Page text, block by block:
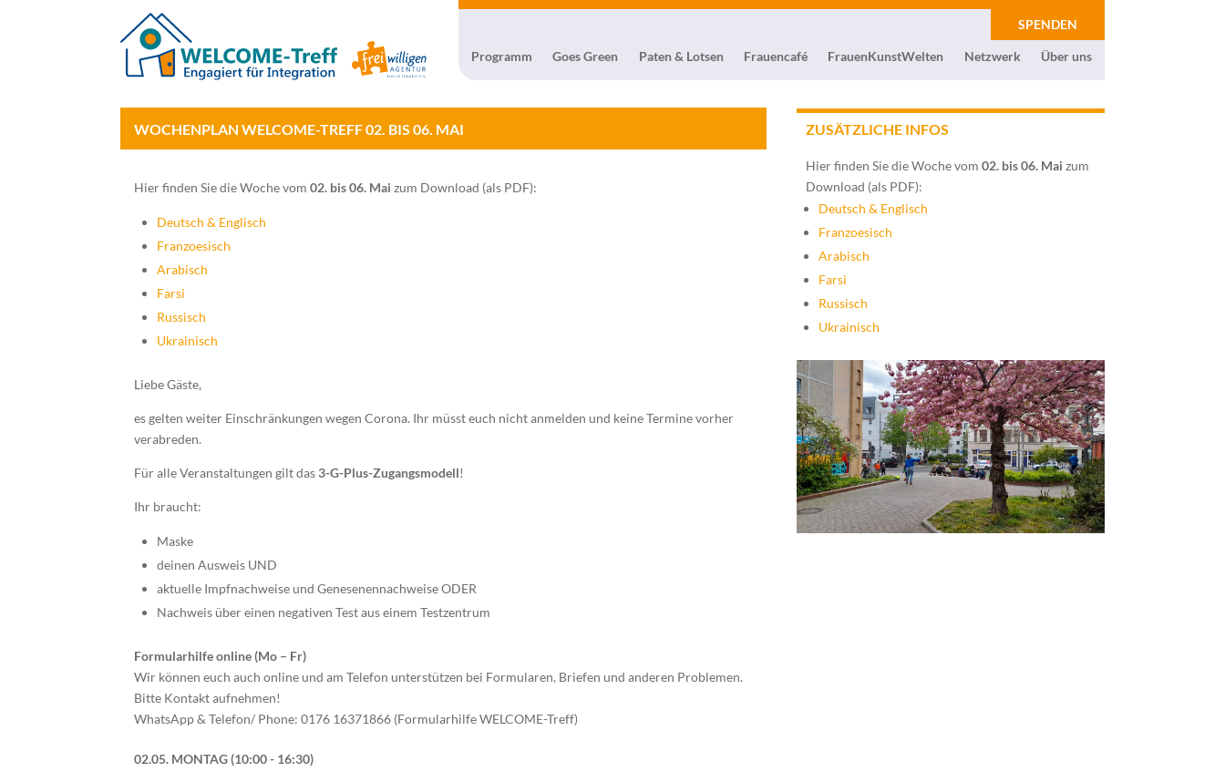
Programm Goes Green Paten & Lotsen Frauencafé FrauenKunstWelten Netzwerk Über uns
SPENDEN
WOCHENPLAN WELCOME-TREFF 02. BIS 06. MAI
Hier finden Sie die Woche vom 02. bis 06. Mai zum Download (als PDF):
Deutsch & Englisch
Franzoesisch
Arabisch
Farsi
Russisch
Ukrainisch
Liebe Gäste,
es gelten weiter Einschränkungen wegen Corona. Ihr müsst euch nicht anmelden und keine Termine vorher
verabreden.
Für alle Veranstaltungen gilt das3-G-Plus-Zugangsmodell!
Ihr braucht:
Maske
deinen Ausweis UND
aktuelle Impfnachweise und Genesenennachweise ODER
Nachweis über einen negativen Test aus einem Testzentrum
Formularhilfe online (Mo – Fr)
Wir können euch auch online und am Telefon unterstützen bei Formularen, Briefen und anderen Problemen.
Bitte Kontakt aufnehmen!
WhatsApp & Telefon/ Phone: 0176 16371866 (Formularhilfe WELCOME-Treff)
02.05. MONTAG 10:00 - 16:30
ZUSÄTZLICHE INFOS
Hier finden Sie die Woche vom 02. bis 06. Mai zum
Download (als PDF):
Deutsch & Englisch
Franzoesisch
Arabisch
Farsi
Russisch
Ukrainisch